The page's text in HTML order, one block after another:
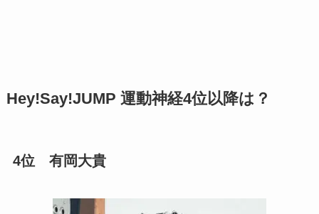
Hey!Say!JUMP 運動神経4位以降は？
4位 有岡大貴